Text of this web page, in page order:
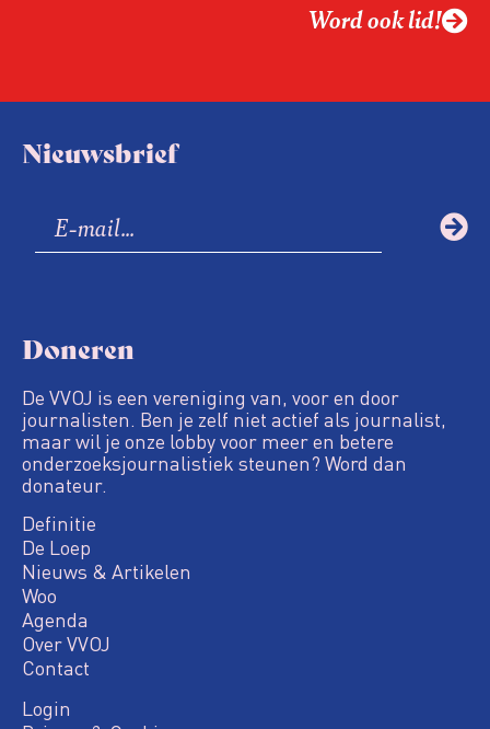
Word ook lid!
Nieuwsbrief
Doneren
De VVOJ is een vereniging van, voor en door
journalisten. Ben je zelf niet actief als journalist,
maar wil je onze lobby voor meer en betere
onderzoeksjournalistiek steunen? Word dan
donateur.
Definitie
De Loep
Nieuws & Artikelen
Woo
Agenda
Over VVOJ
Contact
Login